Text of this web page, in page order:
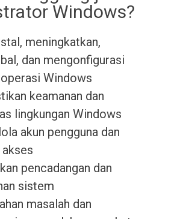
Windows?
meningkatkan,
dan mengonfigurasi
Windows
keamanan dan
lingkungan Windows
akun pengguna dan
pencadangan dan
sistem
masalah dan